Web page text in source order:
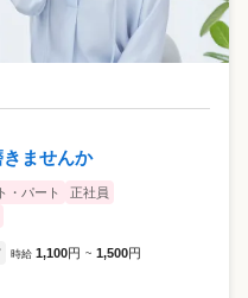
ませんか
・パート
正社員
時給 1,100円 ~ 1,500円